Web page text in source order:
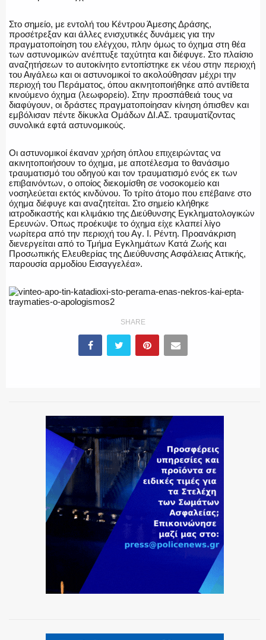
Στο σημείο, με εντολή του Κέντρου Άμεσης Δράσης,
προσέτρεξαν και άλλες ενισχυτικές δυνάμεις για την
πραγματοποίηση του ελέγχου, πλην όμως το όχημα στη θέα
των αστυνομικών ανέπτυξε ταχύτητα και διέφυγε. Στο πλαίσιο
αναζητήσεων το αυτοκίνητο εντοπίστηκε εκ νέου στην περιοχή
του Αιγάλεω και οι αστυνομικοί το ακολούθησαν μέχρι την
περιοχή του Περάματος, όπου ακινητοποιήθηκε από αντίθετα
κινούμενο όχημα (λεωφορείο). Στην προσπάθειά τους να
διαφύγουν, οι δράστες πραγματοποίησαν κίνηση όπισθεν και
εμβόλισαν πέντε δίκυκλα Ομάδων ΔΙ.ΑΣ. τραυματίζοντας
συνολικά εφτά αστυνομικούς.
Οι αστυνομικοί έκαναν χρήση όπλου επιχειρώντας να
ακινητοποιήσουν το όχημα, με αποτέλεσμα το θανάσιμο
τραυματισμό του οδηγού και τον τραυματισμό ενός εκ των
επιβαινόντων, ο οποίος διεκομίσθη σε νοσοκομείο και
νοσηλεύεται εκτός κινδύνου. Το τρίτο άτομο που επέβαινε στο
όχημα διέφυγε και αναζητείται. Στο σημείο κλήθηκε
ιατροδικαστής και κλιμάκιο της Διεύθυνσης Εγκληματολογικών
Ερευνών. Όπως προέκυψε το όχημα είχε κλαπεί λίγο
νωρίτερα από την περιοχή του Αγ. Ι. Ρέντη. Προανάκριση
διενεργείται από το Τμήμα Εγκλημάτων Κατά Ζωής και
Προσωπικής Ελευθερίας της Διεύθυνσης Ασφάλειας Αττικής,
παρουσία αρμοδίου Εισαγγελέα».
SHARE